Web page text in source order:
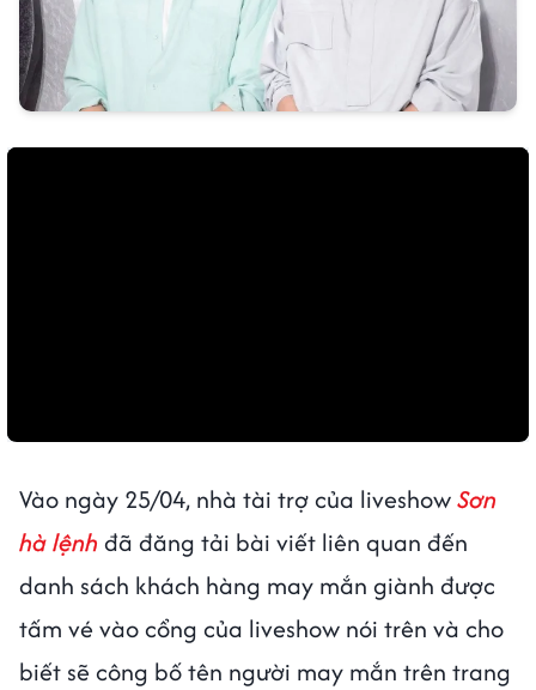
Vào ngày 25/04, nhà tài trợ của liveshowSơn
hà lệnh đã đăng tải bài viết liên quan đến
danh sách khách hàng may mắn giành được
tấm vé vào cổng của liveshow nói trên và cho
biết sẽ công bố tên người may mắn trên trang